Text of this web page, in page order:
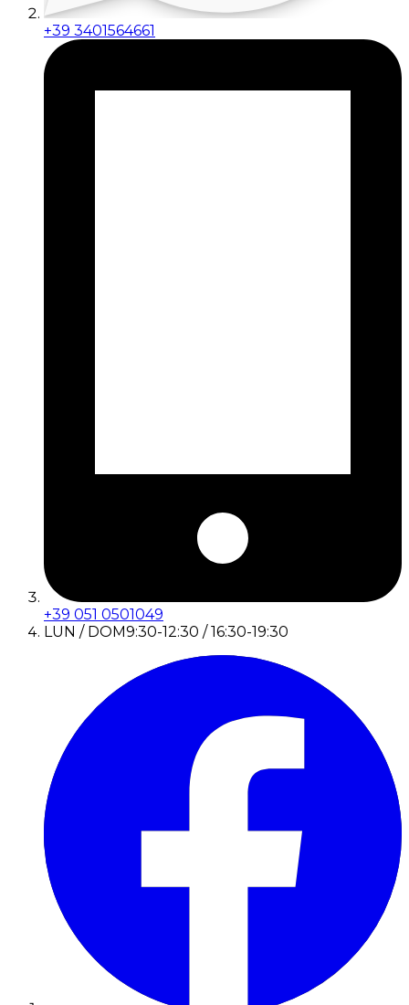
+39 3401564661
+39 051 0501049
LUN / DOM9:30-12:30 / 16:30-19:30